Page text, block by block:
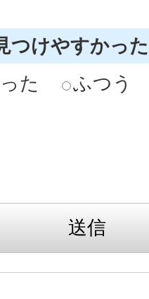
つけやすかっ
た
ふつう